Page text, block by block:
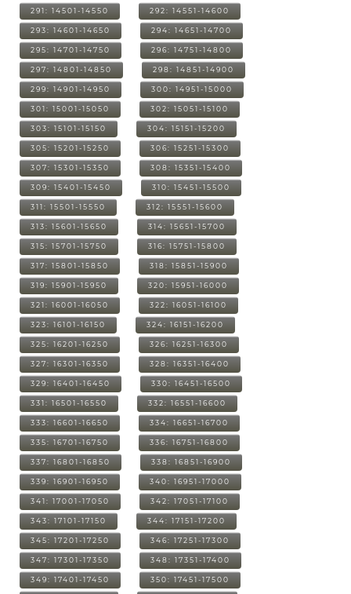
291: 14501-14550 292: 14551-14600
293: 14601-14650 294: 14651-14700
295: 14701-14750 296: 14751-14800
297: 14801-14850 298: 14851-14900
299: 14901-14950 300: 14951-15000
301: 15001-15050 302: 15051-15100
303: 15101-15150 304: 15151-15200
305: 15201-15250 306: 15251-15300
307: 15301-15350 308: 15351-15400
309: 15401-15450 310: 15451-15500
311: 15501-15550 312: 15551-15600
313: 15601-15650 314: 15651-15700
315: 15701-15750 316: 15751-15800
317: 15801-15850 318: 15851-15900
319: 15901-15950 320: 15951-16000
321: 16001-16050 322: 16051-16100
323: 16101-16150 324: 16151-16200
325: 16201-16250 326: 16251-16300
327: 16301-16350 328: 16351-16400
329: 16401-16450 330: 16451-16500
331: 16501-16550 332: 16551-16600
333: 16601-16650 334: 16651-16700
335: 16701-16750 336: 16751-16800
337: 16801-16850 338: 16851-16900
339: 16901-16950 340: 16951-17000
341: 17001-17050 342: 17051-17100
343: 17101-17150 344: 17151-17200
345: 17201-17250 346: 17251-17300
347: 17301-17350 348: 17351-17400
349: 17401-17450 350: 17451-17500